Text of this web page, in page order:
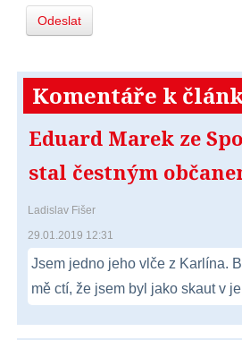
Odeslat
Komentáře k
Eduard Marek ze
stal čestným
Ladislav Fišer
29.01.2019 12:31
Jsem jedno jeho vlče z Karlína.
mě ctí, že jsem byl jako skaut v